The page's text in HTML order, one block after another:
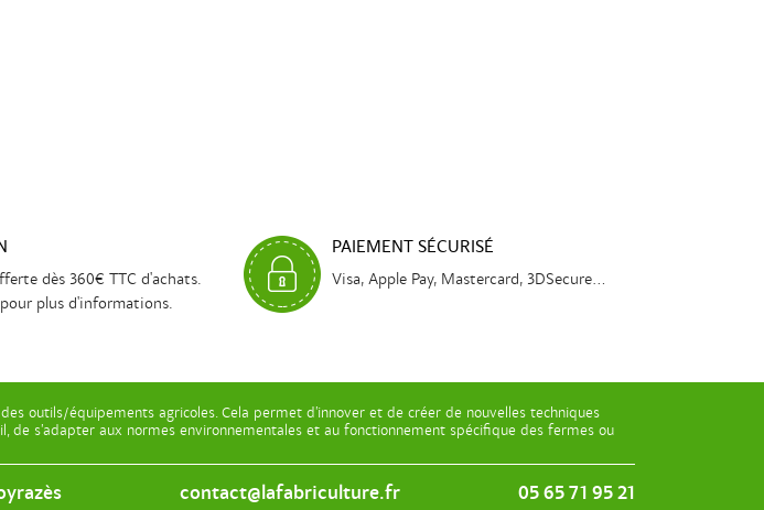
dès 360€ TTC d'achats.
plus d'informations.
PAIEMENT SÉCURISÉ
Visa, Apple Pay, Mastercard, 3DSecure...
outils/équipements agricoles. Cela permet d’innover et de créer de nouvelles techniques
de s’adapter aux normes environnementales et au fonctionnement spécifique des fermes ou
contact@lafabriculture.fr 05 65 71 95 21